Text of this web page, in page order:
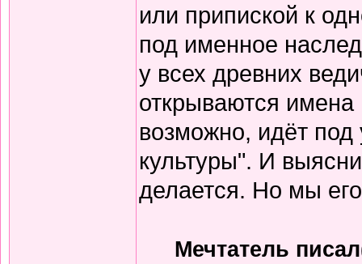
или припиской к
под именное
у всех древних
открываются имена
возможно, идёт под
культуры". И
делается. Но мы
Мечтатель